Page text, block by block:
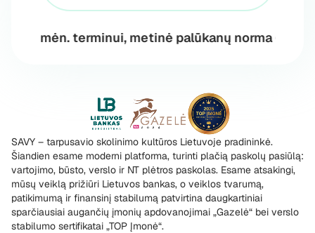
metinė palūkanų norma 6%,
SAVY – tarpusavio skolinimo kultūros Lietuvoje pradininkė.
Šiandien esame moderni platforma, turinti plačią paskolų pasiūlą:
vartojimo, būsto, verslo ir NT plėtros paskolas. Esame atsakingi,
mūsų veiklą prižiūri Lietuvos bankas, o veiklos tvarumą,
patikimumą ir finansinį stabilumą patvirtina daugkartiniai
sparčiausiai augančių įmonių apdovanojimai „Gazelė“ bei verslo
stabilumo sertifikatai „TOP Įmonė“.